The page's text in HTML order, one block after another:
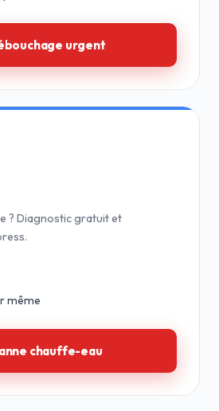
urgent
? Diagnostic gratuit et
même
chauffe-eau